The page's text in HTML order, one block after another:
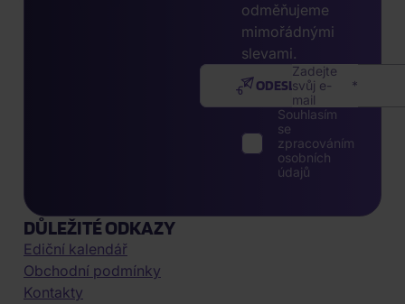
odměňujeme
mimořádnými
slevami.
Zadejte
svůj e-
mail
ODESLAT
Souhlasím
se
zpracováním
osobních
údajů
DŮLEŽITÉ ODKAZY
Ediční kalendář
Obchodní podmínky
Kontakty